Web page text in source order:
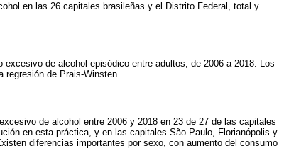
en las 26 capitales brasileñas y el Distrito Federal, total y
de alcohol episódico entre adultos, de 2006 a 2018. Los
regresión de Prais-Winsten.
de alcohol entre 2006 y 2018 en 23 de 27 de las capitales
en esta práctica, y en las capitales São Paulo, Florianópolis y
diferencias importantes por sexo, con aumento del consumo